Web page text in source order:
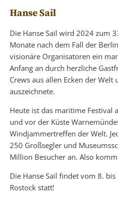
Hanse Sail
Die Hanse Sail wird 2024 zum
Monate nach dem Fall der
visionäre Organisatoren ein
Anfang an durch herzliche
Crews aus allen Ecken der
auszeichnete.
Heute ist das maritime Festival
und vor der Küste
Windjammertreffen der Welt.
250 Großsegler und
Million Besucher an. Also
Die Hanse Sail findet vom 8.
Rostock statt!